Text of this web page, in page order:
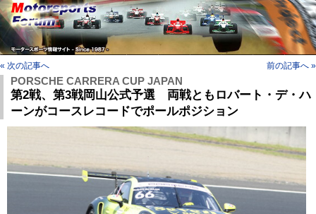
« 次の記事へ 前の記事へ »
PORSCHE CARRERA CUP JAPAN
第2戦、第3戦岡山公式予選 両戦ともロバート・デ・ハ
ーンがコースレコードでポールポジション